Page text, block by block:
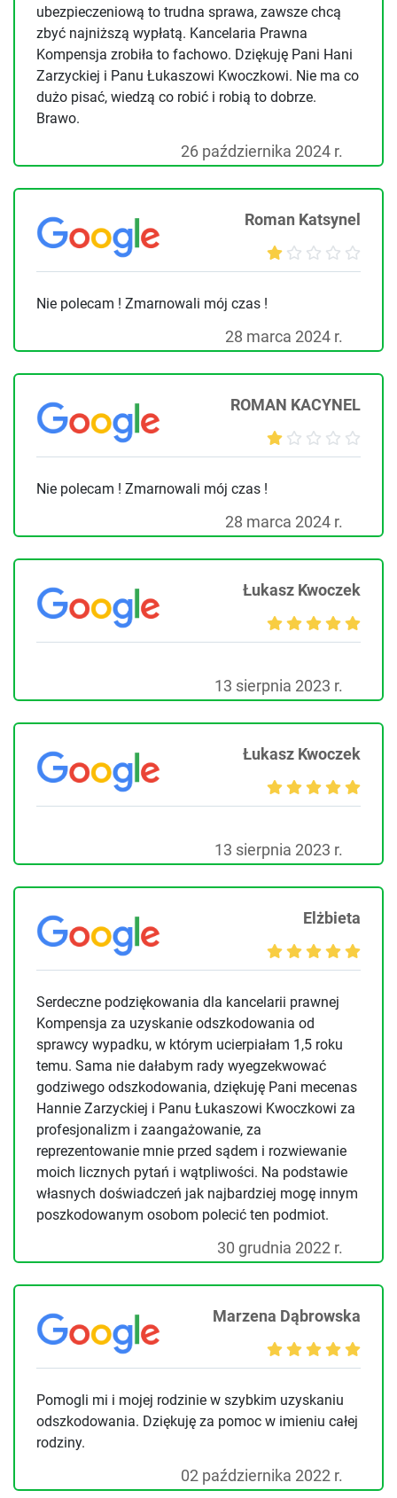
ubezpieczeniową to trudna sprawa, zawsze chcą
zbyć najniższą wypłatą. Kancelaria Prawna
Kompensja zrobiła to fachowo. Dziękuję Pani Hani
Zarzyckiej i Panu Łukaszowi Kwoczkowi. Nie ma co
dużo pisać, wiedzą co robić i robią to dobrze.
Brawo.
26 października 2024 r.
Roman Katsynel
Nie polecam ! Zmarnowali mój czas !
28 marca 2024 r.
ROMAN KACYNEL
Nie polecam ! Zmarnowali mój czas !
28 marca 2024 r.
Łukasz Kwoczek
13 sierpnia 2023 r.
Łukasz Kwoczek
13 sierpnia 2023 r.
Elżbieta
Serdeczne podziękowania dla kancelarii prawnej
Kompensja za uzyskanie odszkodowania od
sprawcy wypadku, w którym ucierpiałam 1,5 roku
temu. Sama nie dałabym rady wyegzekwować
godziwego odszkodowania, dziękuję Pani mecenas
Hannie Zarzyckiej i Panu Łukaszowi Kwoczkowi za
profesjonalizm i zaangażowanie, za
reprezentowanie mnie przed sądem i rozwiewanie
moich licznych pytań i wątpliwości. Na podstawie
własnych doświadczeń jak najbardziej mogę innym
poszkodowanym osobom polecić ten podmiot.
30 grudnia 2022 r.
Marzena Dąbrowska
Pomogli mi i mojej rodzinie w szybkim uzyskaniu
odszkodowania. Dziękuję za pomoc w imieniu całej
rodziny.
02 października 2022 r.